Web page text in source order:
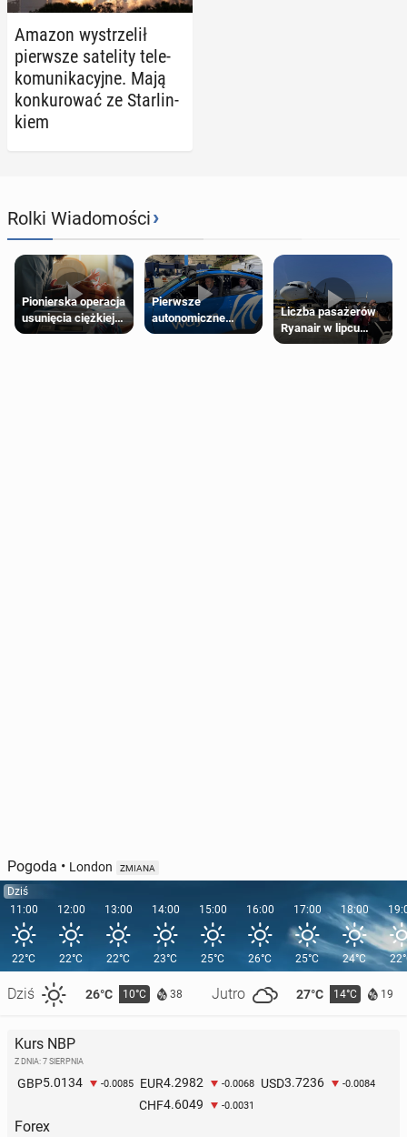
Amazon wy­strze­lił
pierw­sze sa­te­li­ty te­le­
ko­mu­ni­ka­cyj­ne. Mają
kon­ku­ro­wać ze Star­lin­
kiem
Rolki Wiadomości›
Pionierska operacja
usunięcia ciężkiej
wady wrodzonej
Pierwsze
autonomiczne
Ubery pojawią się
Liczba pasażerów
Ryanair w lipcu
pobiła rekord
Pogoda • London ZMIANA
Dziś
11:00
22°C
Dziś 26°C 10°C 38 Jutro 27°C 14°C 19
12:00
22°C
13:00
22°C
14:00
23°C
15:00
25°C
16:00
26°C
17:00
25°C
18:00
24°C
Kurs NBP
Z DNIA: 7 SIERPNIA
GBP5.0134 -0.0085 EUR4.2982 -0.0068 USD3.7236 -0.0084
CHF4.6049 -0.0031
Forex